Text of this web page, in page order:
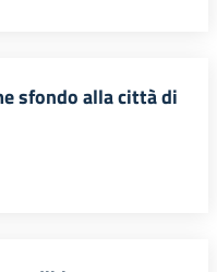
sfondo alla città di